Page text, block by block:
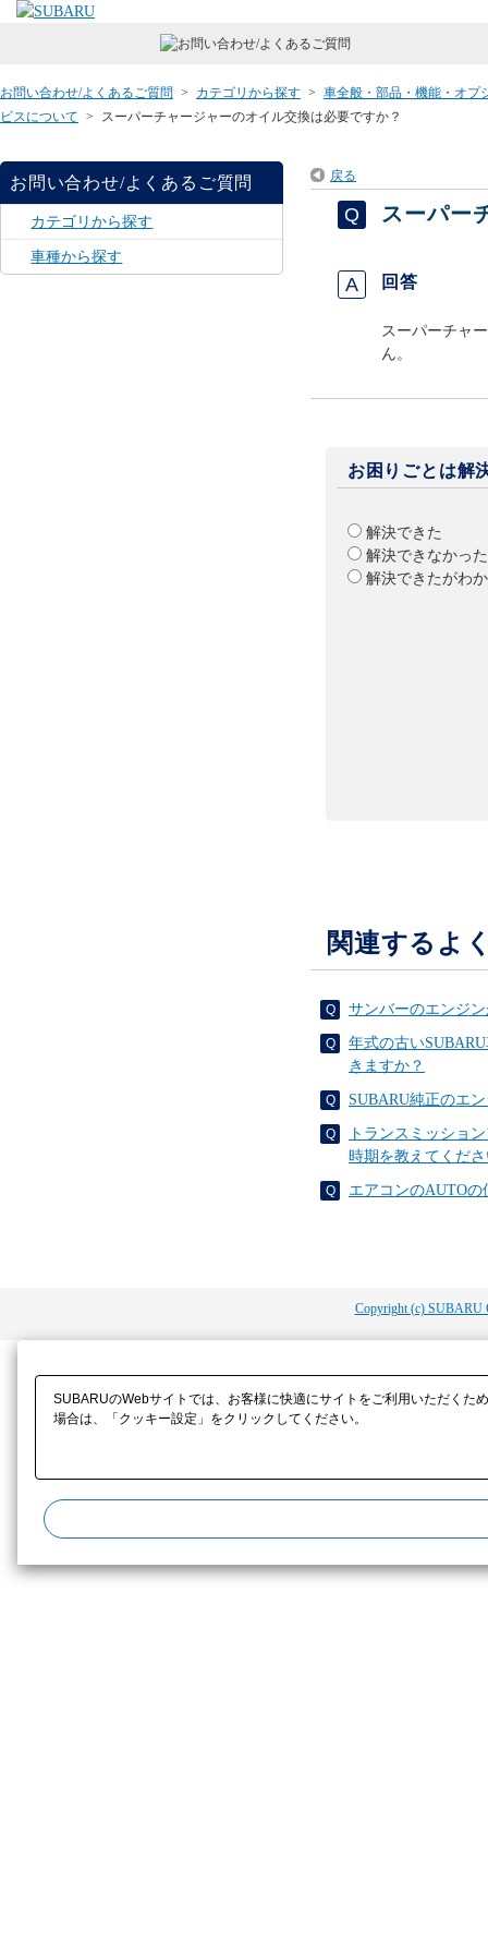
お問い合わせ/よくあるご質問 > カテゴリから探す > 車全般・部品・機能・オプ
ビスについて > スーパーチャージャーのオイル交換は必要ですか？
お問い合わせ/よくあるご質問
カテゴリから探す
車種から探す
戻る
スーパー
回答
スーパーチャ
ん。
お困りごとは解
解決できた
解決できなかった
解決できたがわ
関連するよ
サンバーのエンジ
年式の古い
きますか？
SUBARU純正のエ
トランスミッショ
時期を教えてくだ
エアコンのAUTO
Copyright (c) SUBARU
SUBARUのWebサイトでは、お客様に快適にサイトをご利用いただく
場合は、「クッキー設定」をクリックしてください。​